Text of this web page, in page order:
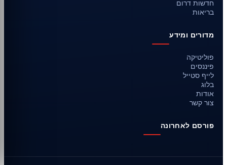
חדשות דרום
בריאות
מדורים ומידע
פוליטיקה
פיננסים
לייף סטייל
בלוג
אודות
צור קשר
פורסם לאחרונה